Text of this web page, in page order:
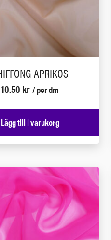
APRIKOS
10.50 kr / per dm
Lägg till i varukorg